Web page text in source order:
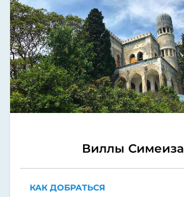
Виллы Симеиза
КАК ДОБРАТЬСЯ